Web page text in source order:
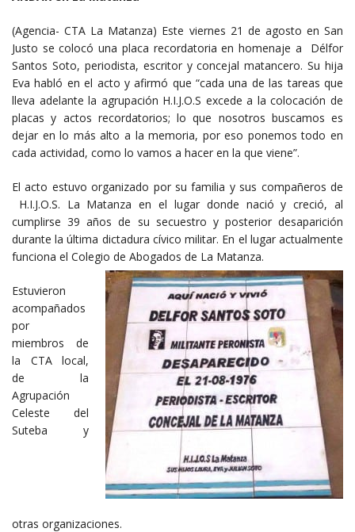
(Agencia- CTA La Matanza) Este viernes 21 de agosto en San
Justo se colocó una placa recordatoria en homenaje a Délfor
Santos Soto, periodista, escritor y concejal matancero. Su hija
Eva habló en el acto y afirmó que “cada una de las tareas que
lleva adelante la agrupación H.I.J.O.S excede a la colocación de
placas y actos recordatorios; lo que nosotros buscamos es
dejar en lo más alto a la memoria, por eso ponemos todo en
cada actividad, como lo vamos a hacer en la que viene”.
El acto estuvo organizado por su familia y sus compañeros de
H.I.J.O.S. La Matanza en el lugar donde nació y creció, al
cumplirse 39 años de su secuestro y posterior desaparición
durante la última dictadura cívico militar. En el lugar actualmente
funciona el Colegio de Abogados de La Matanza.
Estuvieron
acompañados
por
miembros de
la CTA local,
de la
Agrupación
Celeste del
Suteba y
otras organizaciones.